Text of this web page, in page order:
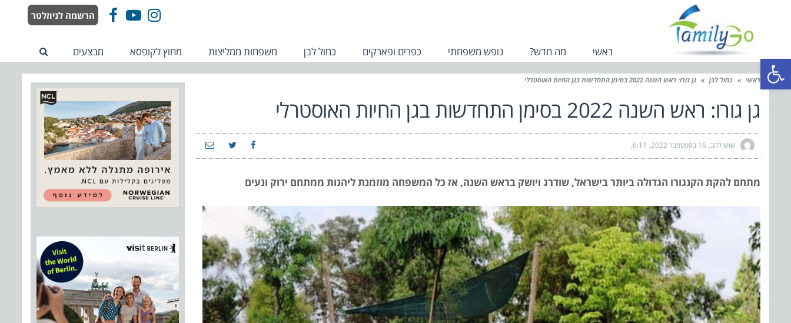
פתח סרגל נגישות
FacebookYouTube
Instagram הרשמה לניוזלטר
ראשי מה חדש? נופש משפחתי כפרים ופארקים כחול לבן משפחות ממליצות מחוץ לקופסא מבצעים
ראשי » כחול לבן » גן גורו: ראש השנה 2022 בסימן התחדשות בגן החיות האוסטרלי
גן גורו: ראש השנה 2022 בסימן התחדשות בגן החיות האוסטרלי
שוש להב 16 בספטמבר 2022 6:17
מתחם להקת הקנגורו הגדולה ביותר בישראל, שודרג ויושק בראש השנה, אז כל המשפחה מוזמנת ליהנות ממתחם ירוק ונעים